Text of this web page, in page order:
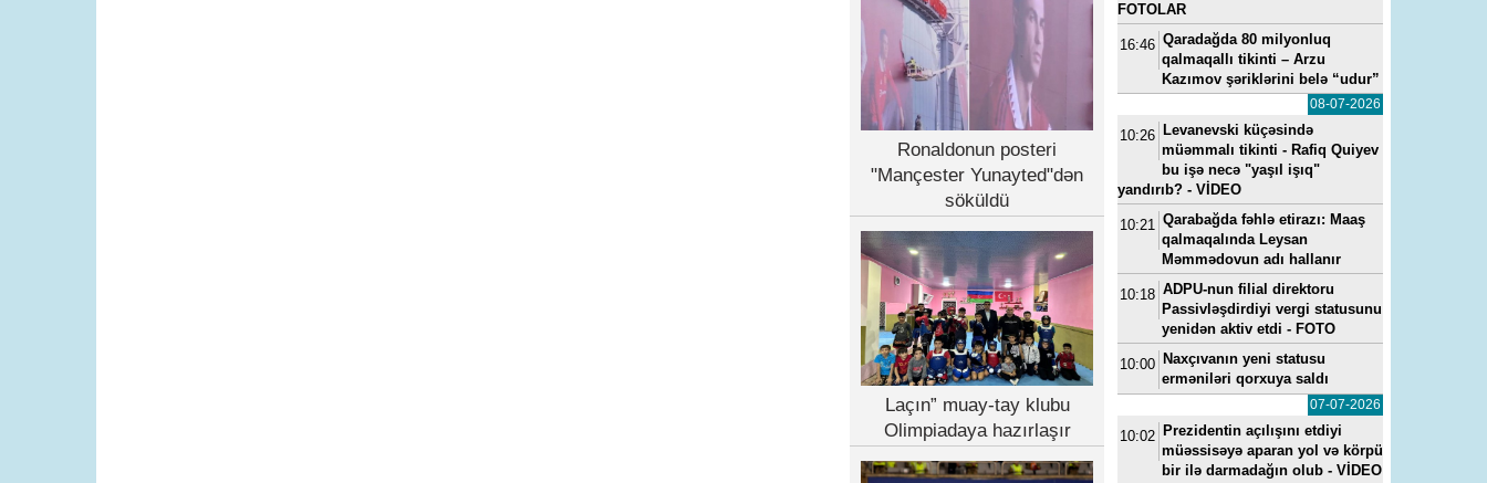
Ronaldonun posteri
"Mançester Yunayted"dən
söküldü
Laçın” muay-tay klubu
Olimpiadaya hazırlaşır
FOTOLAR
16:46 Qaradağda 80 milyonluq
qalmaqallı tikinti – Arzu
Kazımov şəriklərini belə “udur”
08-07-2026
10:26 Levanevski küçəsində
müəmmalı tikinti - Rafiq Quiyev
bu işə necə "yaşıl işıq"
yandırıb? - VİDEO
10:21 Qarabağda fəhlə etirazı: Maaş
qalmaqalında Leysan
Məmmədovun adı hallanır
10:18 ADPU-nun filial direktoru
Passivləşdirdiyi vergi statusunu
yenidən aktiv etdi - FOTO
10:00 Naxçıvanın yeni statusu
erməniləri qorxuya saldı
07-07-2026
10:02 Prezidentin açılışını etdiyi
müəssisəyə aparan yol və körpü
bir ilə darmadağın olub - VİDEO